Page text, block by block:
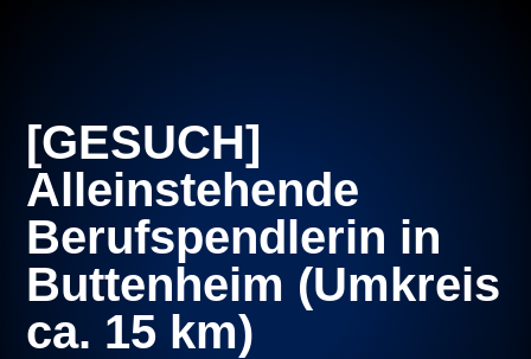
[GESUCH]
Alleinstehende
Berufspendlerin in
Buttenheim (Umkreis
ca. 15 km)